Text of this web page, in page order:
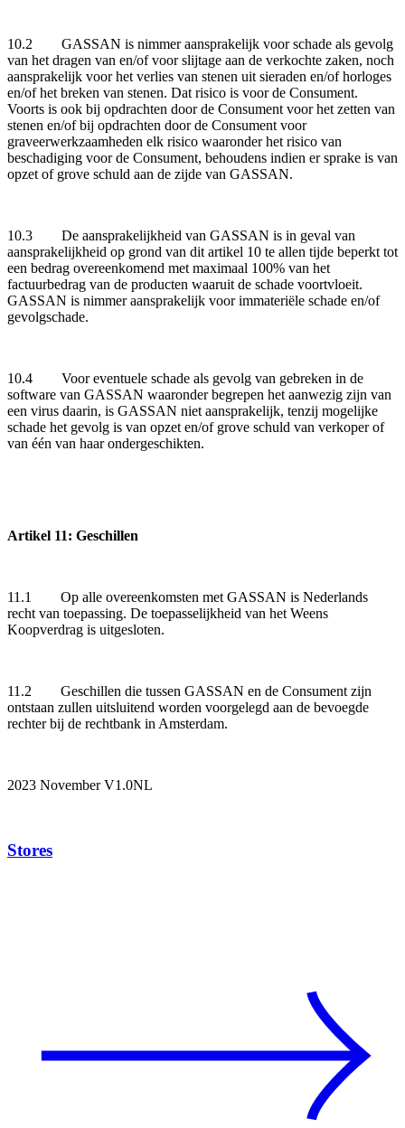
10.2 GASSAN is nimmer aansprakelijk voor schade als gevolg
van het dragen van en/of voor slijtage aan de verkochte zaken, noch
aansprakelijk voor het verlies van stenen uit sieraden en/of horloges
en/of het breken van stenen. Dat risico is voor de Consument.
Voorts is ook bij opdrachten door de Consument voor het zetten van
stenen en/of bij opdrachten door de Consument voor
graveerwerkzaamheden elk risico waaronder het risico van
beschadiging voor de Consument, behoudens indien er sprake is van
opzet of grove schuld aan de zijde van GASSAN.
10.3 De aansprakelijkheid van GASSAN is in geval van
aansprakelijkheid op grond van dit artikel 10 te allen tijde beperkt tot
een bedrag overeenkomend met maximaal 100% van het
factuurbedrag van de producten waaruit de schade voortvloeit.
GASSAN is nimmer aansprakelijk voor immateriële schade en/of
gevolgschade.
10.4 Voor eventuele schade als gevolg van gebreken in de
software van GASSAN waaronder begrepen het aanwezig zijn van
een virus daarin, is GASSAN niet aansprakelijk, tenzij mogelijke
schade het gevolg is van opzet en/of grove schuld van verkoper of
van één van haar ondergeschikten.
Artikel 11: Geschillen
11.1 Op alle overeenkomsten met GASSAN is Nederlands
recht van toepassing. De toepasselijkheid van het Weens
Koopverdrag is uitgesloten.
11.2 Geschillen die tussen GASSAN en de Consument zijn
ontstaan zullen uitsluitend worden voorgelegd aan de bevoegde
rechter bij de rechtbank in Amsterdam.
2023 November V1.0NL
Stores